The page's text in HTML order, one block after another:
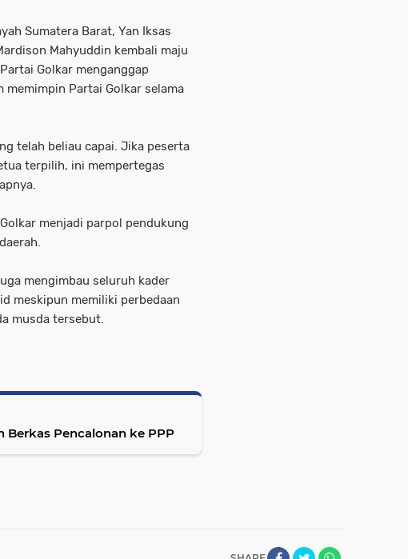
Sumatera Barat, Yan Iksas
Mahyuddin kembali maju
Golkar menganggap
Partai Golkar selama
telah beliau capai. Jika peserta
terpilih, ini mempertegas
menjadi parpol pendukung
mengimbau seluruh kader
meskipun memiliki perbedaan
musda tersebut.
Berkas Pencalonan ke PPP